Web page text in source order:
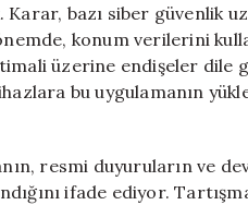
bazı siber güvenlik
konum verilerini
üzerine endişeler dile
bu uygulamanın
resmi duyuruların ve
ifade ediyor.